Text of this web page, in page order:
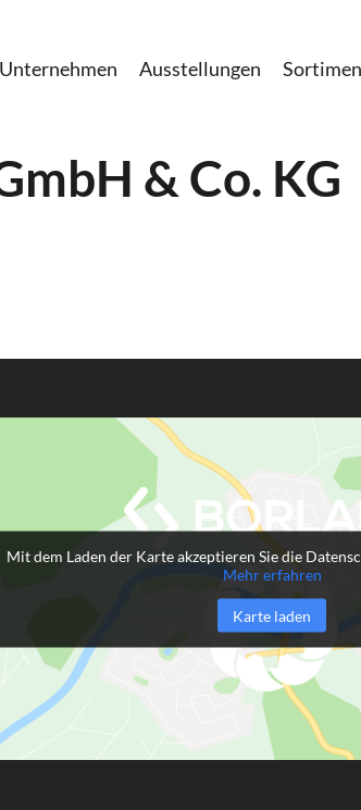
Unternehmen Ausstellungen
& Co. KG
Mit dem Laden der Karte akzeptieren Sie die
Mehr erfahren
Karte laden